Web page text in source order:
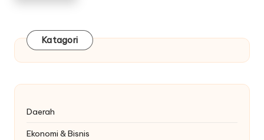
Katagori
Daerah
Ekonomi & Bisnis